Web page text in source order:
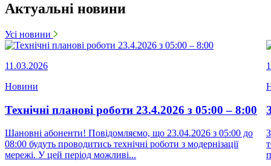
Актуальні новини
Усі новини
11.03.2026
Новини
Технічні планові роботи 23.4.2026 з 05:00 – 8:00
Шановні абоненти! Повідомляємо, що 23.04.2026 з 05:00 до
08:00 будуть проводитись технічні роботи з модернізації
мережі. У цей період можливі...